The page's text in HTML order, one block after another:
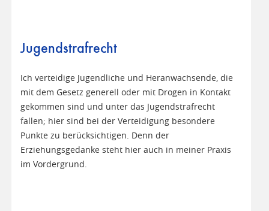
Jugendstrafrecht
Ich verteidige Jugendliche und Heranwachsende, die
mit dem Gesetz generell oder mit Drogen in Kontakt
gekommen sind und unter das Jugendstrafrecht
fallen; hier sind bei der Verteidigung besondere
Punkte zu berücksichtigen. Denn der
Erziehungsgedanke steht hier auch in meiner Praxis
im Vordergrund.